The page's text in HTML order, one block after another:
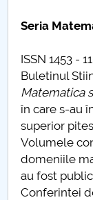
Senat
Facultăți
Studenți
Ghiduri
Seria
ISSN 1453 -
Buletinul
Matematica
în care s-au
superior
Volumele
domeniile
au fost
Conferintei